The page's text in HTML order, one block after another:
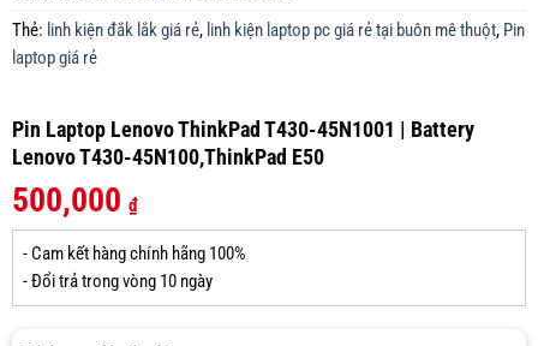
Thẻ: linh kiện đắk lắk giá rẻ, linh kiện laptop pc giá rẻ tại buôn mê thuột, Pin
laptop giá rẻ
Pin Laptop Lenovo ThinkPad T430-45N1001 | Battery
Lenovo T430-45N100,ThinkPad E50
500,000 ₫
- Cam kết hàng chính hãng 100%
- Đổi trả trong vòng 10 ngày